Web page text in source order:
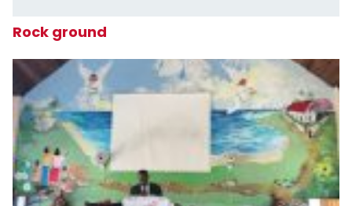
Rock ground